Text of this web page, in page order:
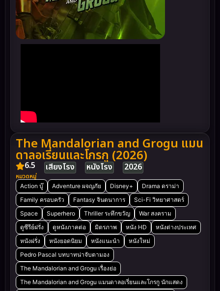
The Mandalorian and Grogu แมน
ดาลอเรี่ยนและโกรกู (2026)
6.5 เสียงโรง หนังโรง 2026
หมวดหมู่
Action บู๊ Adventure ผจญภัย Disney+
Drama ดราม่า
Family ครอบครัว
Fantasy จินตนาการ
Sci-Fi วิทยาศาสตร์
Space
Superhero Thriller ระทึกขวัญ
War สงคราม
ดูซีรีย์ฝรั่ง
ดูหนังภาคต่อ มิตรภาพ หนัง HD
หนังต่างประเทศ
หนังฝรั่ง
หนังยอดนิยม หนังแนะนำ
หนังใหม่
Pedro Pascal บทบาทน่าจับตามอง
The Mandalorian and Grogu เรื่องย่อ
The Mandalorian and Grogu แมนดาลอเรี่ยนและโกรกู นักแสดง